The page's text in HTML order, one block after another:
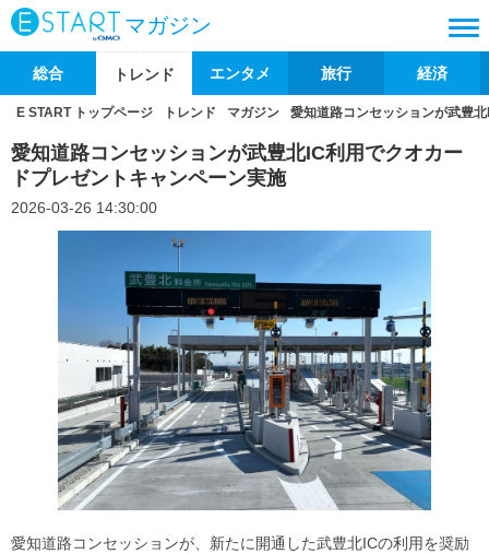
マガジン
総合 トレンド エンタメ 旅行 経済
E START トップページ トレンド マガジン 愛知道路コンセッションが武豊
愛知道路コンセッションが武豊北IC利用でクオカー
ドプレゼントキャンペーン実施
2026-03-26 14:30:00
愛知道路コンセッションが、新たに開通した武豊北ICの利用を奨励